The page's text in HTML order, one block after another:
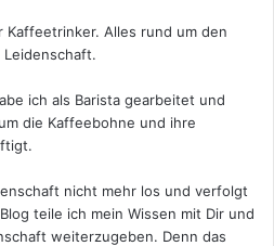
Alles rund um den
ich als Barista gearbeitet und
die Kaffeebohne und ihre
nicht mehr los und verfolgt
teile ich mein Wissen mit Dir und
weiterzugeben. Denn das